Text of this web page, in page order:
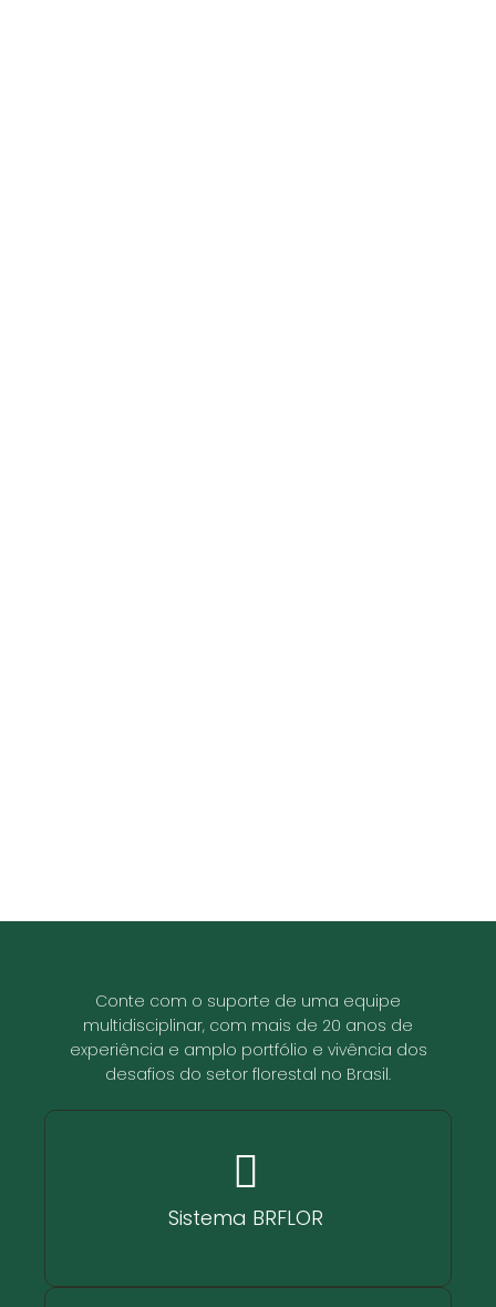
Conte com o suporte de uma equipe
multidisciplinar, com mais de 20 anos de
experiência e amplo portfólio e vivência dos
desafios do setor florestal no Brasil.
Sistema BRFLOR